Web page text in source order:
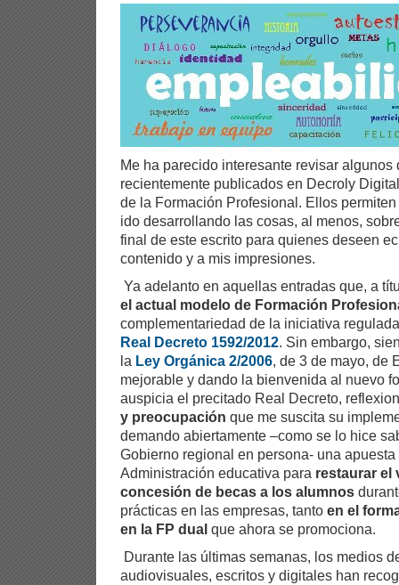
Me ha parecido interesante revisar algunos
recientemente publicados en Decroly
de la Formación Profesional. Ellos
ido desarrollando las cosas, al menos,
final de este escrito para quienes deseen
contenido y a mis impresiones.
Ya adelanto en aquellas entradas que, a
el actual modelo de Formación
complementariedad de la iniciativa
Real Decreto 1592/2012. Sin embargo,
la Ley Orgánica 2/2006, de 3 de mayo, de
mejorable y dando la bienvenida al nuevo
auspicia el precitado Real Decreto,
y preocupación que me suscita su
demando abiertamente –como se lo hice
Gobierno regional en persona- una
Administración educativa para restaurar el
concesión de becas a los alumnos
prácticas en las empresas, tanto en el
en la FP dual que ahora se promociona.
Durante las últimas semanas, los medios
audiovisuales, escritos y digitales han